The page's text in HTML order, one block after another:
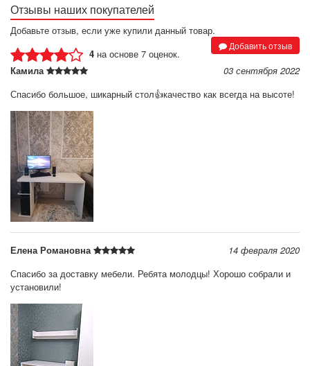
Отзывы наших покупателей
Добавьте отзыв, если уже купили данный товар.
Добавить отзыв
4 на основе 7 оценок.
Камила
03 сентября 2022
Спасибо большое, шикарный стол👍качество как всегда на высоте!
Елена Романовна
14 февраля 2020
Спасибо за доставку мебели. Ребята молодцы! Хорошо собрали и
установили!